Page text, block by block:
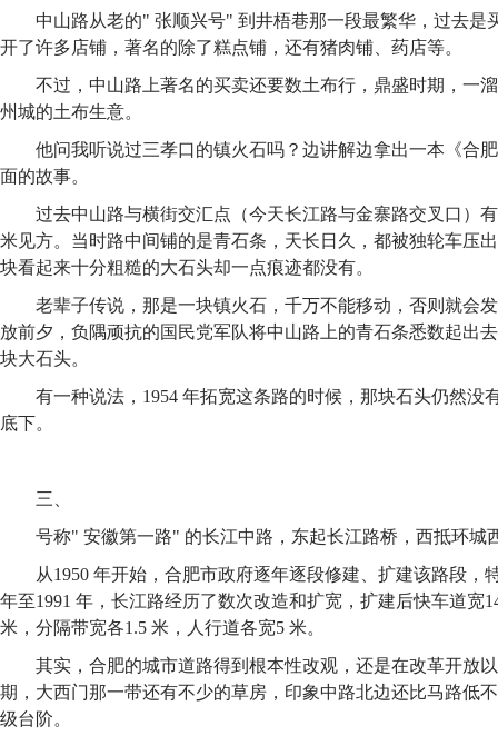
中山路从老的" 张顺兴号" 到井梧巷那一段最繁华，过去是
开了许多店铺，著名的除了糕点铺，还有猪肉铺、药店等。
不过，中山路上著名的买卖还要数土布行，鼎盛时期，一
州城的土布生意。
他问我听说过三孝口的镇火石吗？边讲解边拿出一本《合
面的故事。
过去中山路与横街交汇点（今天长江路与金寨路交叉口）
米见方。当时路中间铺的是青石条，天长日久，都被独轮车压
块看起来十分粗糙的大石头却一点痕迹都没有。
老辈子传说，那是一块镇火石，千万不能移动，否则就会
放前夕，负隅顽抗的国民党军队将中山路上的青石条悉数起出
块大石头。
有一种说法，1954 年拓宽这条路的时候，那块石头仍然没
底下。
三、
号称" 安徽第一路" 的长江中路，东起长江路桥，西抵环城
从1950 年开始，合肥市政府逐年逐段修建、扩建该路段，
年至1991 年，长江路经历了数次改造和扩宽，扩建后快车道宽
米，分隔带宽各1.5 米，人行道各宽5 米。
其实，合肥的城市道路得到根本性改观，还是在改革开放
期，大西门那一带还有不少的草房，印象中路北边还比马路低
级台阶。